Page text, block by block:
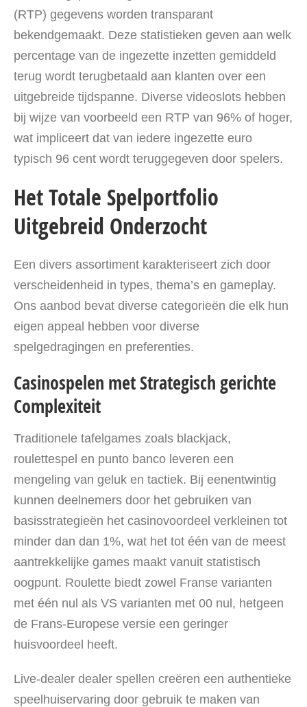
(RTP) gegevens worden transparant
bekendgemaakt. Deze statistieken geven aan welk
percentage van de ingezette inzetten gemiddeld
terug wordt terugbetaald aan klanten over een
uitgebreide tijdspanne. Diverse videoslots hebben
bij wijze van voorbeeld een RTP van 96% of hoger,
wat impliceert dat van iedere ingezette euro
typisch 96 cent wordt teruggegeven door spelers.
Het Totale Spelportfolio
Uitgebreid Onderzocht
Een divers assortiment karakteriseert zich door
verscheidenheid in types, thema’s en gameplay.
Ons aanbod bevat diverse categorieën die elk hun
eigen appeal hebben voor diverse
spelgedragingen en preferenties.
Casinospelen met Strategisch gerichte
Complexiteit
Traditionele tafelgames zoals blackjack,
roulettespel en punto banco leveren een
mengeling van geluk en tactiek. Bij eenentwintig
kunnen deelnemers door het gebruiken van
basisstrategieën het casinovoordeel verkleinen tot
minder dan dan 1%, wat het tot één van de meest
aantrekkelijke games maakt vanuit statistisch
oogpunt. Roulette biedt zowel Franse varianten
met één nul als VS varianten met 00 nul, hetgeen
de Frans-Europese versie een geringer
huisvoordeel heeft.
Live-dealer dealer spellen creëren een authentieke
speelhuiservaring door gebruik te maken van